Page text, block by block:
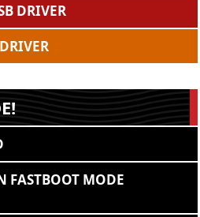
DRIVER
FASTBOOT MODE